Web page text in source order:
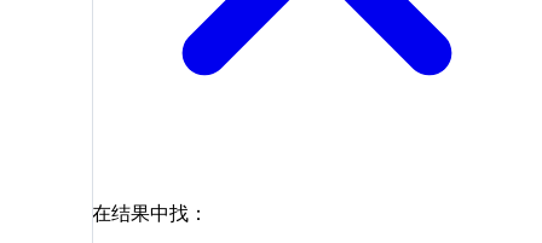
在结果中找：